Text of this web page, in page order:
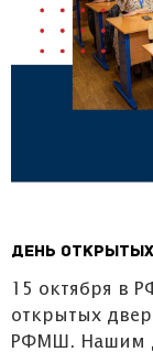
День
15 октября в
открытых
РФМШ. Нашим